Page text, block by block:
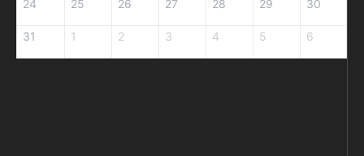
24 25 26 27 28 29 30
31 1 2 3 4 5 6